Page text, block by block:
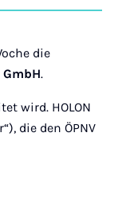
auf auf überkopieren
die
GmbH.
wird. HOLON
die den ÖPNV